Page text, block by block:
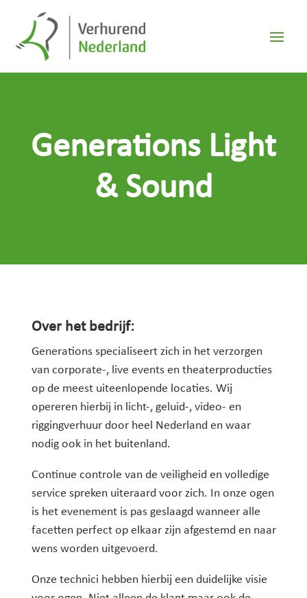
Generations Light
& Sound
Over het bedrijf:
Generations specialiseert zich in het verzorgen
van corporate-, live events en theaterproducties
op de meest uiteenlopende locaties. Wij
opereren hierbij in licht-, geluid-, video- en
riggingverhuur door heel Nederland en waar
nodig ook in het buitenland.
Continue controle van de veiligheid en volledige
service spreken uiteraard voor zich. In onze ogen
is het evenement is pas geslaagd wanneer alle
facetten perfect op elkaar zijn afgestemd en naar
wens worden uitgevoerd.
Onze technici hebben hierbij een duidelijke visie